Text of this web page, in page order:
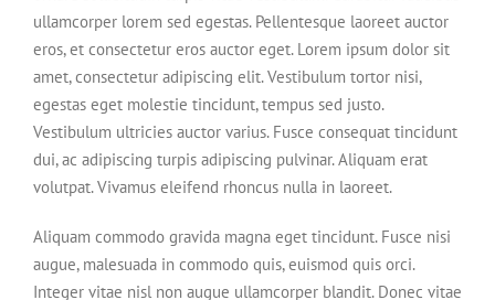
ullamcorper lorem sed egestas. Pellentesque laoreet auctor
eros, et consectetur eros auctor eget. Lorem ipsum dolor sit
amet, consectetur adipiscing elit. Vestibulum tortor nisi,
egestas eget molestie tincidunt, tempus sed justo.
Vestibulum ultricies auctor varius. Fusce consequat tincidunt
dui, ac adipiscing turpis adipiscing pulvinar. Aliquam erat
volutpat. Vivamus eleifend rhoncus nulla in laoreet.
Aliquam commodo gravida magna eget tincidunt. Fusce nisi
augue, malesuada in commodo quis, euismod quis orci.
Integer vitae nisl non augue ullamcorper blandit. Donec vitae